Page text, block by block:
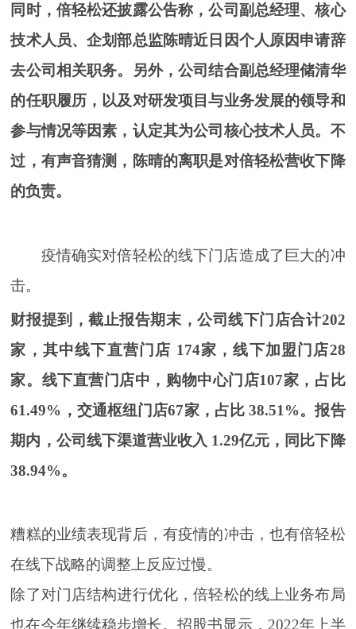
同时，倍轻松还披露公告称，公司副总经理、核心
技术人员、企划部总监陈晴近日因个人原因申请辞
去公司相关职务。另外，公司结合副总经理储清华
的任职履历，以及对研发项目与业务发展的领导和
参与情况等因素，认定其为公司核心技术人员。不
过，有声音猜测，陈晴的离职是对倍轻松营收下降
的负责。
疫情确实对倍轻松的线下门店造成了巨大的冲
击。
财报提到，截止报告期末，公司线下门店合计202
家，其中线下直营门店 174家，线下加盟门店28
家。线下直营门店中，购物中心门店107家，占比
61.49%，交通枢纽门店67家，占比 38.51%。报告
期内，公司线下渠道营业收入 1.29亿元，同比下降
38.94%。
糟糕的业绩表现背后，有疫情的冲击，也有倍轻松
在线下战略的调整上反应过慢。
除了对门店结构进行优化，倍轻松的线上业务布局
也在今年继续稳步增长。招股书显示，2022年上半